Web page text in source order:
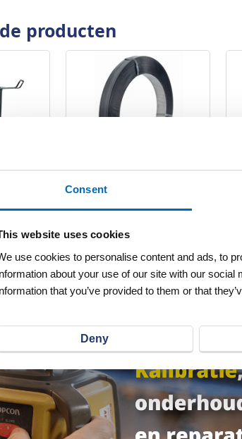
Consent
website uses cookies
use cookies to personalise content and ads, to
about your use of our site with our
that you’ve provided to them or that
Deny
producten
S1-
VERLANGLIJST
excl. btw
Tegelstaalband 19 mm
wikkeling
VERGELIJKEN
Artnr s16222 excl. btw
€ 185,00